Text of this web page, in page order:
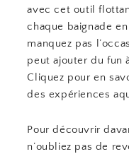
avec cet outil
chaque baignade
manquez pas
peut ajouter du fun
Cliquez pour en
des expériences
Pour découvrir
n’oubliez pas de